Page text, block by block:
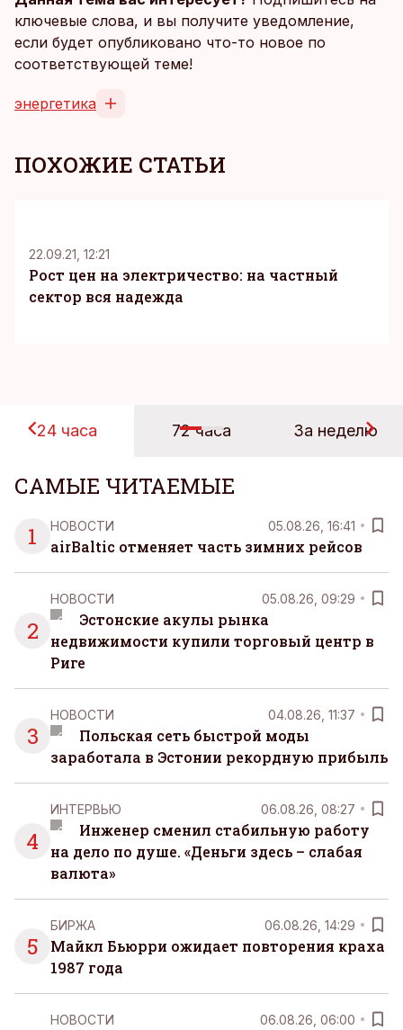
ключевые слова, и вы получите уведомление,
если будет опубликовано что-то новое по
соответствующей теме!
энергетика
ПОХОЖИЕ СТАТЬИ
22.09.21, 12:21
Рост цен на электричество: на частный
сектор вся надежда
24 часа 72 часа За неделю
САМЫЕ ЧИТАЕМЫЕ
1
НОВОСТИ 05.08.26, 16:41
airBaltic отменяет часть зимних рейсов
2
НОВОСТИ 05.08.26, 09:29
Эстонские акулы рынка
недвижимости купили торговый центр в
Риге
3
НОВОСТИ 04.08.26, 11:37
Польская сеть быстрой моды
заработала в Эстонии рекордную прибыль
4
ИНТЕРВЬЮ 06.08.26, 08:27
Инженер сменил стабильную работу
на дело по душе. «Деньги здесь – слабая
валюта»
5
БИРЖА 06.08.26, 14:29
Майкл Бьюрри ожидает повторения краха
1987 года
НОВОСТИ 06.08.26, 06:00